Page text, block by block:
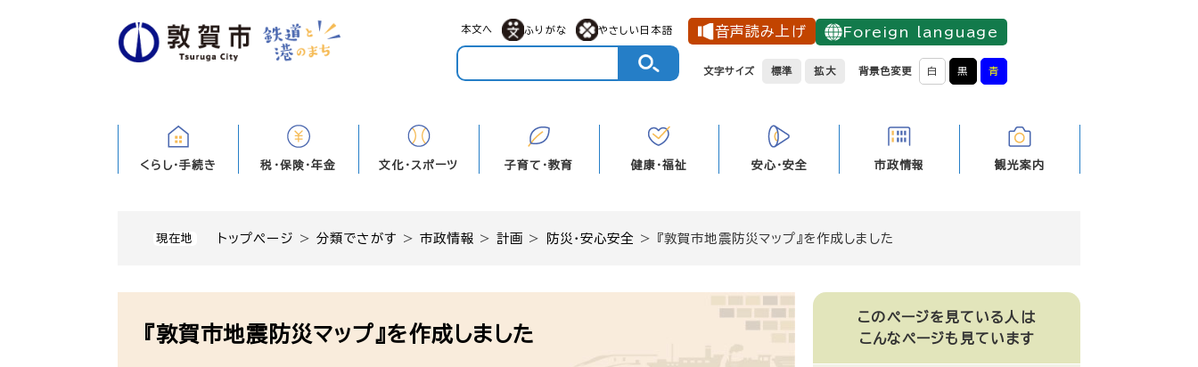
本文へ ふりがな やさしい日本語 音声読み上げ Foreign language
文字サイズ 標準 拡大 背景色変更 白 黒 青
くらし・手続き 税・保険・年金 文化・スポーツ 子育て・教育 健康・福祉 安心・安全 市政情報 観光案内
現在地 トップページ >分類でさがす >市政情報 >計画 > 防災・安心安全 > 『敦賀市地震防災マップ』を作成しました
『敦賀市地震防災マップ』を作成しました
このページを見ている人は
こんなページも見ています